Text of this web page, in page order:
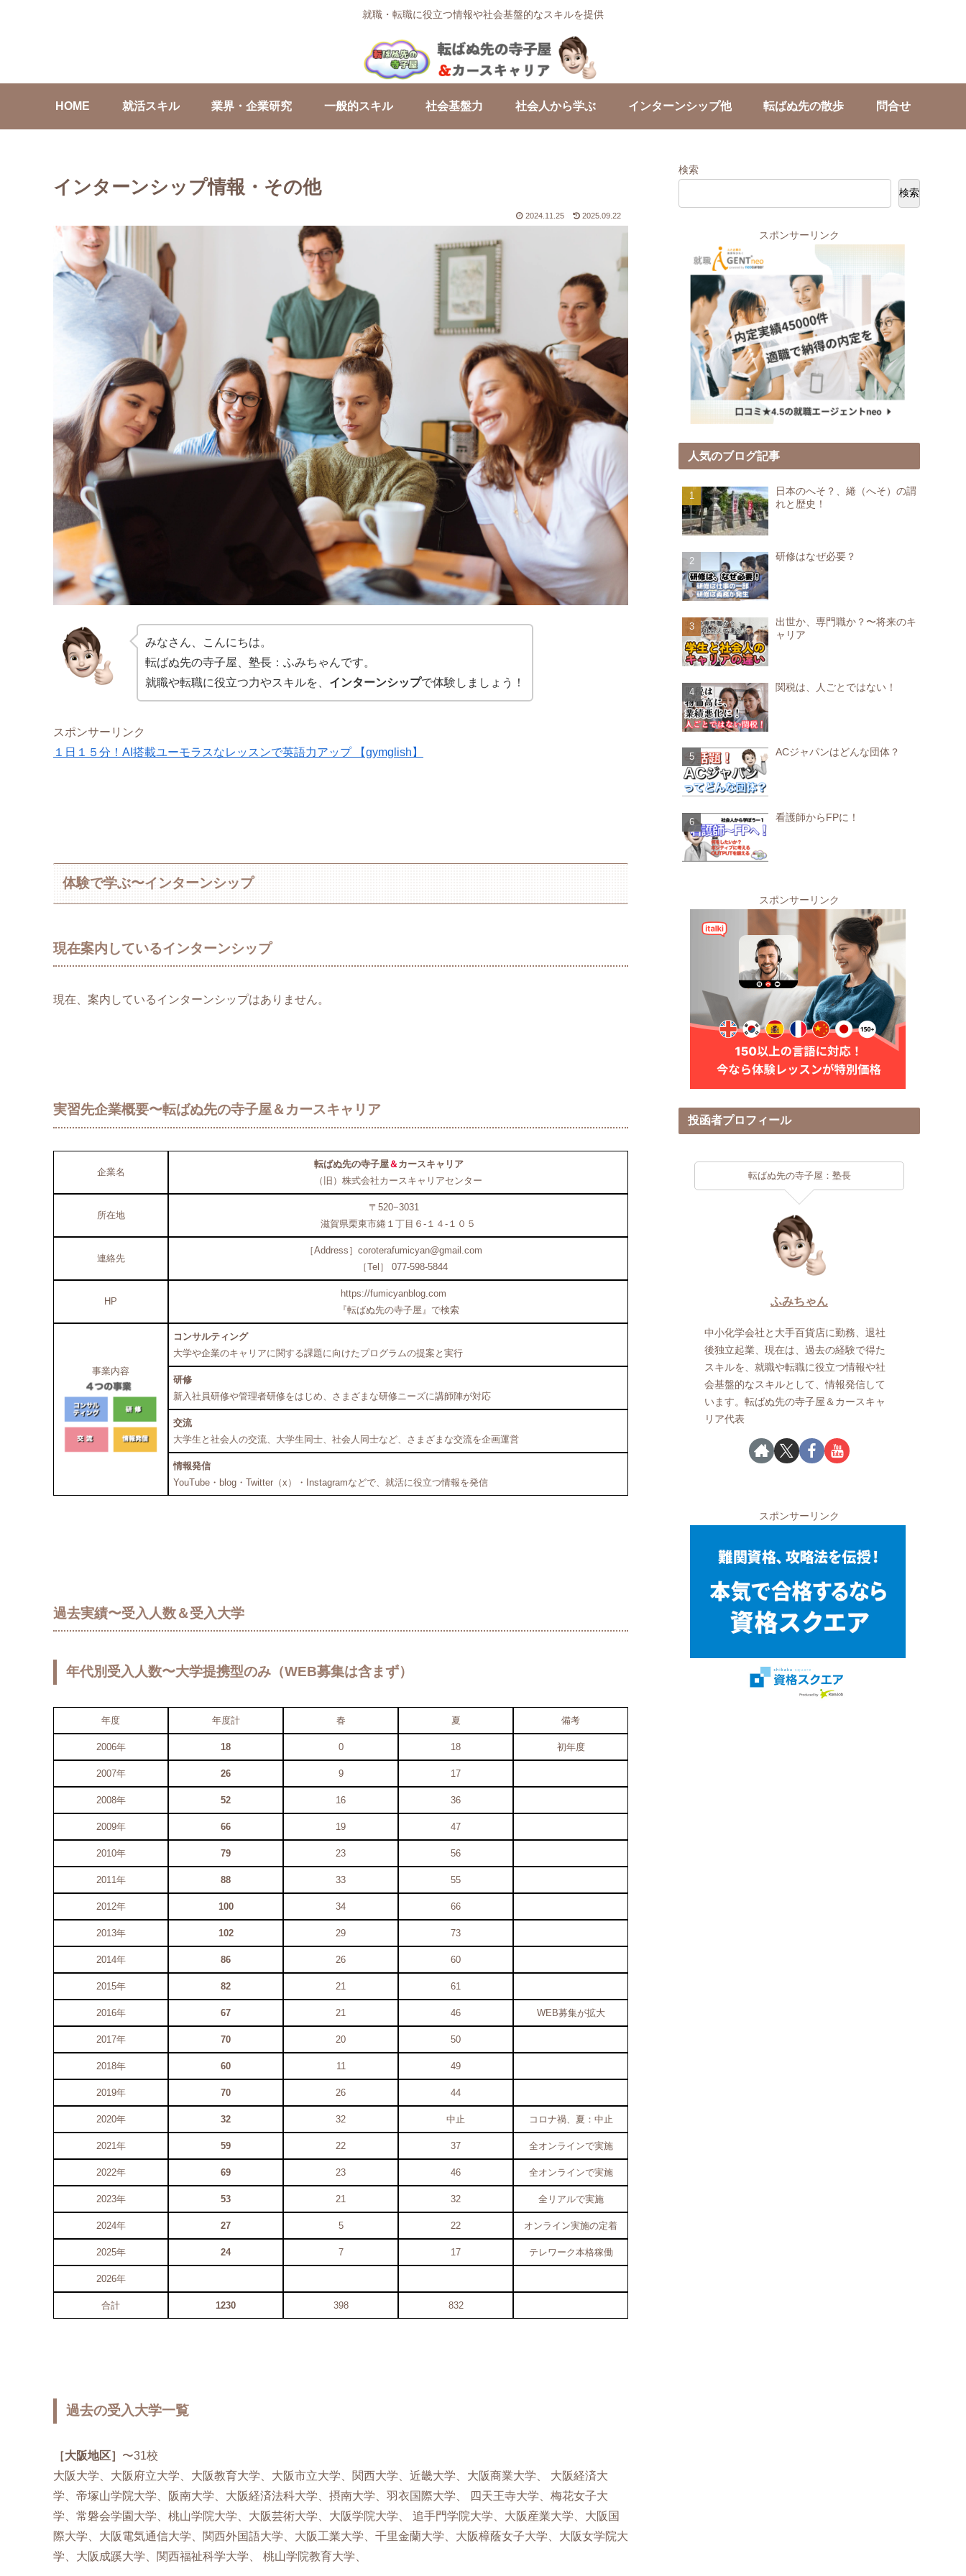
就職・転職に役立つ情報や社会基盤的なスキルを提供
HOME 就活スキル 業界・企業研究 一般的スキル 社会基盤力 社会人から学ぶ インターンシップ他 転ばぬ先の散歩 問合せ
インターンシップ情報・その他
2024.11.25 2025.09.22
みなさん、こんにちは。
転ばぬ先の寺子屋、塾長：ふみちゃんです。
就職や転職に役立つ力やスキルを、 インターンシップで体験しましょう！
スポンサーリンク
１日１５分！AI搭載ユーモラスなレッスンで英語力アップ 【gymglish】
体験で学ぶ〜インターンシップ
現在案内しているインターンシップ
現在、案内しているインターンシップはありません。
実習先企業概要〜転ばぬ先の寺子屋＆カースキャリア
企業名
転ばぬ先の寺子屋＆ カースキャリア
（旧）株式会社カースキャリアセンター
所在地
〒520−3031
滋賀県栗東市綣１丁目６-１４-１０５
連絡先
［Address］coroterafumicyan@gmail.com
［Tel］ 077-598-5844
HP
https://fumicyanblog.com
『転ばぬ先の寺子屋』で検索
事業内容
コンサルティング
大学や企業のキャリアに関する課題に向けたプログラムの提案と実行
研修
新入社員研修や管理者研修をはじめ、さまざまな研修ニーズに講師陣が対応
交流
大学生と社会人の交流、大学生同士、社会人同士など、さまざまな交流を企画運営
情報発信
YouTube・blog・Twitter（x）・Instagramなどで、就活に役立つ情報を発信
過去実績〜受入人数＆受入大学
年代別受入人数〜大学提携型のみ（WEB募集は含まず）
年度 年度計 春 夏 備考
2006年 18 0 18 初年度
2007年 26 9 17
2008年 52 16 36
2009年 66 19 47
2010年 79 23 56
2011年 88 33 55
2012年 100 34 66
2013年 102 29 73
2014年 86 26 60
2015年 82 21 61
2016年 67 21 46 WEB募集が拡大
2017年 70 20 50
2018年 60 11 49
2019年 70 26 44
2020年 32 32 中止 コロナ禍、夏：中止
2021年 59 22 37 全オンラインで実施
2022年 69 23 46 全オンラインで実施
2023年 53 21 32 全リアルで実施
2024年 27 5 22 オンライン実施の定着
2025年 24 7 17 テレワーク本格稼働
2026年
合計 1230 398 832
過去の受入大学一覧
［大阪地区］ 〜31校
大阪大学、大阪府立大学、大阪教育大学、大阪市立大学、関西大学、近畿大学、大阪商業大学、 大阪経済大
学、帝塚山学院大学、阪南大学、大阪経済法科大学、摂南大学、羽衣国際大学、 四天王寺大学、梅花女子大
学、常磐会学園大学、桃山学院大学、大阪芸術大学、大阪学院大学、 追手門学院大学、大阪産業大学、大阪国
際大学、大阪電気通信大学、関西外国語大学、大阪工業大学、千里金蘭大学、大阪樟蔭女子大学、大阪女学院大
学、大阪成蹊大学、関西福祉科学大学、 桃山学院教育大学、
検索
検索
スポンサーリンク
人気のブログ記事
日本のへそ？、綣（へそ）の謂
れと歴史！
研修はなぜ必要？
出世か、専門職か？〜将来のキ
ャリア
関税は、人ごとではない！
ACジャパンはどんな団体？
看護師からFPに！
スポンサーリンク
投函者プロフィール
転ばぬ先の寺子屋：塾長
ふみちゃん
中小化学会社と大手百貨店に勤務、退社
後独立起業、現在は、過去の経験で得た
スキルを、就職や転職に役立つ情報や社
会基盤的なスキルとして、情報発信して
います。転ばぬ先の寺子屋＆カースキャ
リア代表
スポンサーリンク